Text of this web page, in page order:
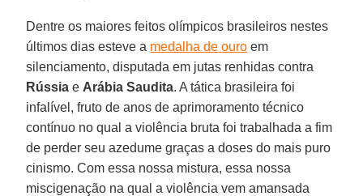
Dentre os maiores feitos olímpicos brasileiros nestes
últimos dias esteve a medalha de ouro em
silenciamento, disputada em jutas renhidas contra
Rússia e Arábia Saudita. A tática brasileira foi
infalível, fruto de anos de aprimoramento técnico
contínuo no qual a violência bruta foi trabalhada a fim
de perder seu azedume graças a doses do mais puro
cinismo. Com essa nossa mistura, essa nossa
miscigenação na qual a violência vem amansada